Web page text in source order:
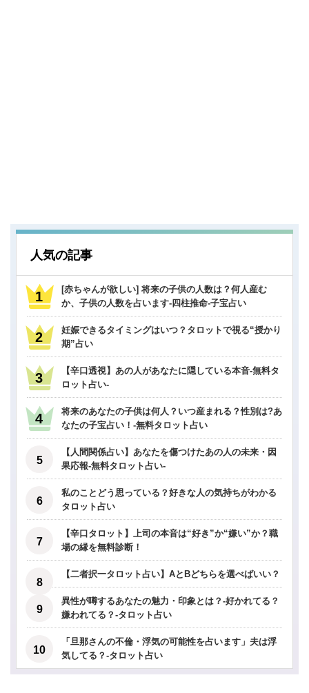
人気の記事
[赤ちゃんが欲しい] 将来の子供の人数は？何人産む
か、子供の人数を占います-四柱推命-子宝占い
妊娠できるタイミングはいつ？タロットで視る“授かり
期”占い
【辛口透視】あの人があなたに隠している本音-無料タ
ロット占い-
将来のあなたの子供は何人？いつ産まれる？性別は?あ
なたの子宝占い！-無料タロット占い
【人間関係占い】あなたを傷つけたあの人の未来・因
果応報-無料タロット占い-
私のことどう思っている？好きな人の気持ちがわかる
タロット占い
【辛口タロット】上司の本音は“好き”か“嫌い”か？職
場の縁を無料診断！
【二者択一タロット占い】AとBどちらを選べばいい？
異性が噂するあなたの魅力・印象とは？-好かれてる？
嫌われてる？-タロット占い
「旦那さんの不倫・浮気の可能性を占います」夫は浮
気してる？-タロット占い